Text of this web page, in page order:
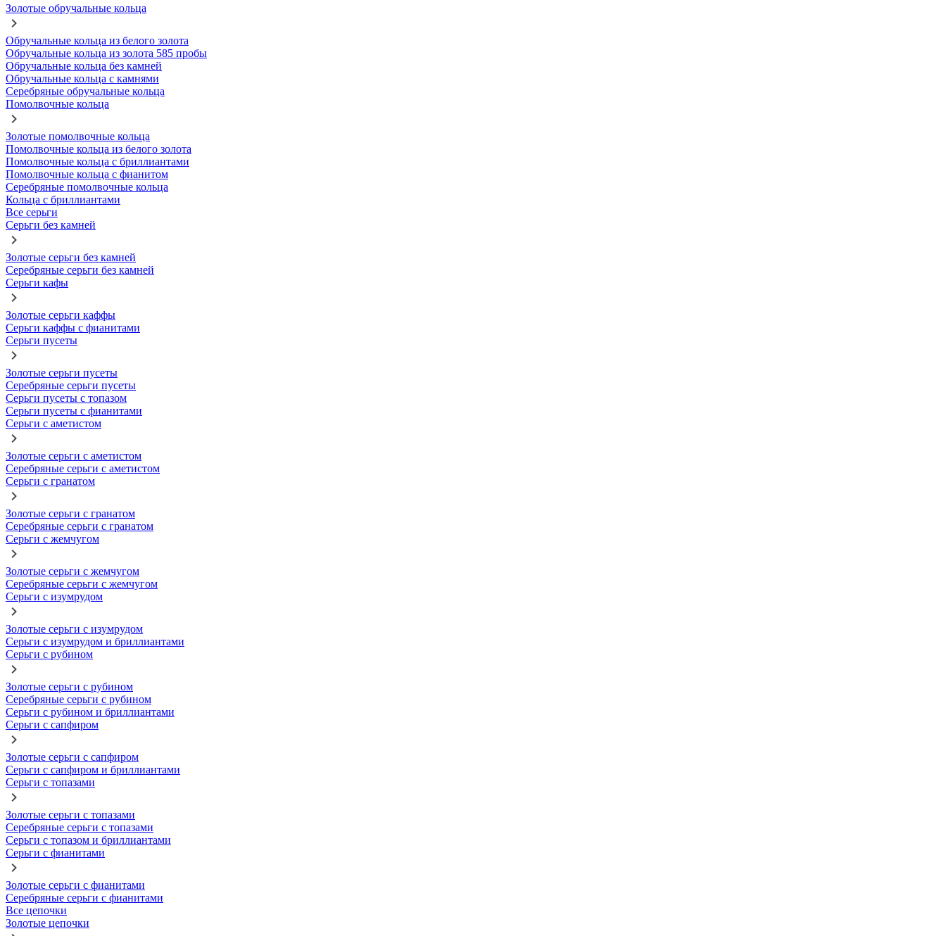
Золотые обручальные кольца
Обручальные кольца из белого золота
Обручальные кольца из золота 585 пробы
Обручальные кольца без камней
Обручальные кольца с камнями
Серебряные обручальные кольца
Помолвочные кольца
Золотые помолвочные кольца
Помолвочные кольца из белого золота
Помолвочные кольца с бриллиантами
Помолвочные кольца с фианитом
Серебряные помолвочные кольца
Кольца с бриллиантами
Все серьги
Серьги без камней
Золотые серьги без камней
Серебряные серьги без камней
Серьги кафы
Золотые серьги каффы
Серьги каффы с фианитами
Серьги пусеты
Золотые серьги пусеты
Серебряные серьги пусеты
Серьги пусеты с топазом
Серьги пусеты с фианитами
Серьги с аметистом
Золотые серьги с аметистом
Серебряные серьги с аметистом
Серьги с гранатом
Золотые серьги с гранатом
Серебряные серьги с гранатом
Серьги с жемчугом
Золотые серьги с жемчугом
Серебряные серьги с жемчугом
Серьги с изумрудом
Золотые серьги с изумрудом
Серьги с изумрудом и бриллиантами
Серьги с рубином
Золотые серьги с рубином
Серебряные серьги с рубином
Серьги с рубином и бриллиантами
Серьги с сапфиром
Золотые серьги с сапфиром
Серьги с сапфиром и бриллиантами
Серьги с топазами
Золотые серьги с топазами
Серебряные серьги с топазами
Серьги с топазом и бриллиантами
Серьги с фианитами
Золотые серьги с фианитами
Серебряные серьги с фианитами
Все цепочки
Золотые цепочки